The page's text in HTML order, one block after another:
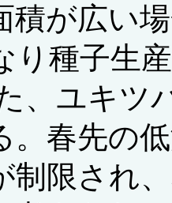
積が広い
り種子生
、ユキツ
。春先の
制限され